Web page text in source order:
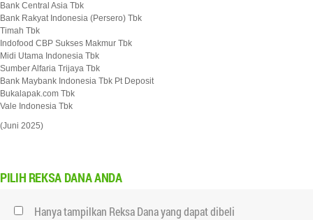
Bank Central Asia Tbk
Bank Rakyat Indonesia (Persero) Tbk
Timah Tbk
Indofood CBP Sukses Makmur Tbk
Midi Utama Indonesia Tbk
Sumber Alfaria Trijaya Tbk
Bank Maybank Indonesia Tbk Pt Deposit
Bukalapak.com Tbk
Vale Indonesia Tbk
(Juni 2025)
PILIH REKSA DANA ANDA
Hanya tampilkan Reksa Dana yang dapat dibeli